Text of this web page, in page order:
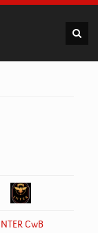
INTER CwB